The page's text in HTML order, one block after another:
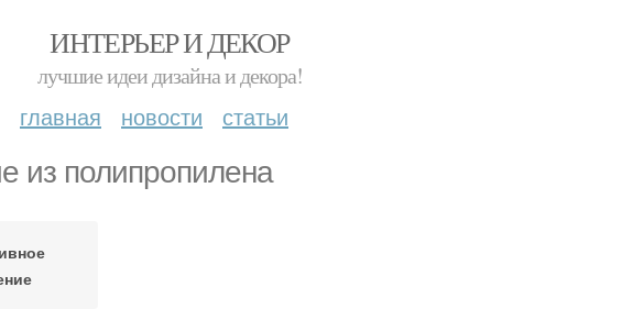
ИНТЕРЬЕР И ДЕКОР
лучшие идеи дизайна и декора!
главная новости статьи
из полипропилена